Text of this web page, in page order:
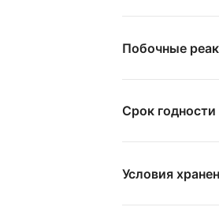
Побочные
Срок годности
Условия